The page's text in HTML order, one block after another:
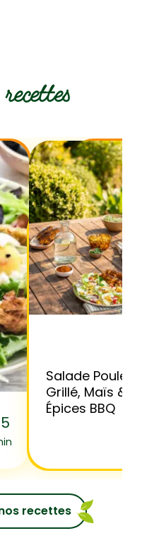
recettes
Salade Poulet
Grillé, Maïs &
Épices BBQ
recettes